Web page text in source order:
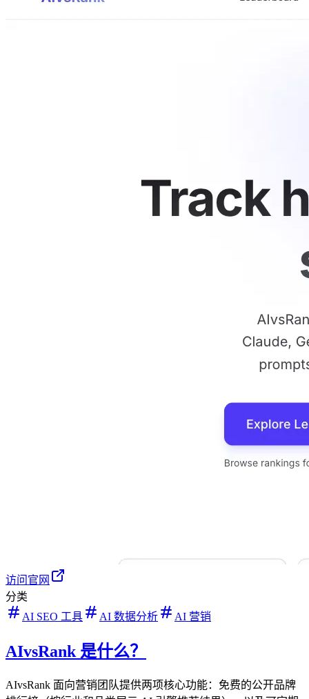
访问官网
分类
AI SEO 工具
AI 数据分析 AI 营销
AIvsRank 是什么？
AIvsRank 面向营销团队提供两项核心功能：免费的公开品牌